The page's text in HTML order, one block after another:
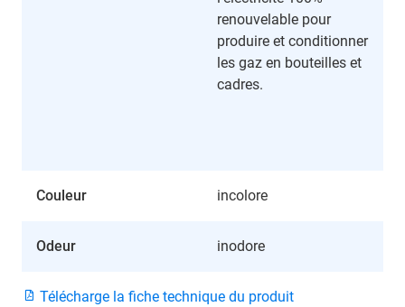
renouvelable pour
produire et conditionner
les gaz en bouteilles et
cadres.
Couleur incolore
Odeur inodore
Télécharge la fiche technique du produit